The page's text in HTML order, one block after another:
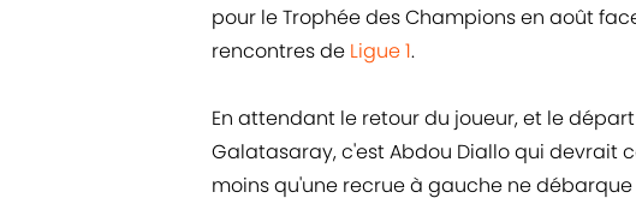
pour le Trophée des Champions en août
rencontres de Ligue 1.
En attendant le retour du joueur, et le
Galatasaray, c'est Abdou Diallo qui devrait
moins qu'une recrue à gauche ne